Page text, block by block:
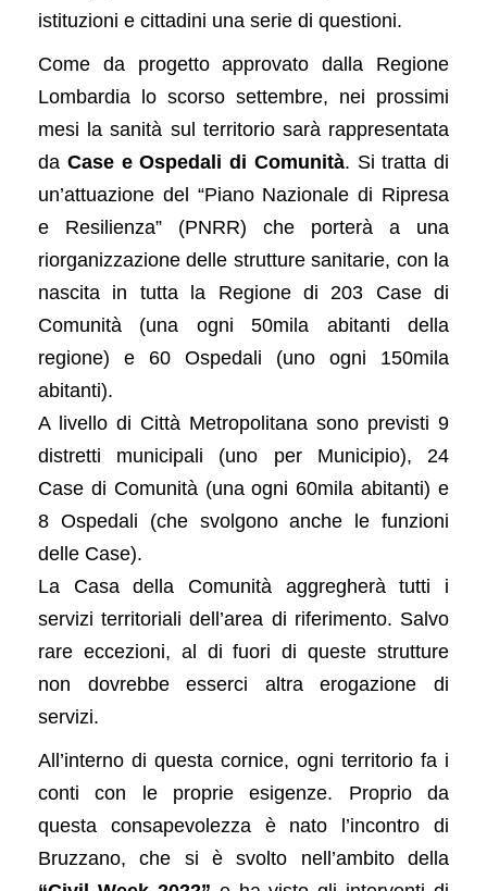
istituzioni e cittadini una serie di questioni.
Come da progetto approvato dalla Regione
Lombardia lo scorso settembre, nei prossimi
mesi la sanità sul territorio sarà rappresentata
da Case e Ospedali di Comunità. Si tratta di
un’attuazione del “Piano Nazionale di Ripresa
e Resilienza” (PNRR) che porterà a una
riorganizzazione delle strutture sanitarie, con la
nascita in tutta la Regione di 203 Case di
Comunità (una ogni 50mila abitanti della
regione) e 60 Ospedali (uno ogni 150mila
abitanti).
A livello di Città Metropolitana sono previsti 9
distretti municipali (uno per Municipio), 24
Case di Comunità (una ogni 60mila abitanti) e
8 Ospedali (che svolgono anche le funzioni
delle Case).
La Casa della Comunità aggregherà tutti i
servizi territoriali dell’area di riferimento. Salvo
rare eccezioni, al di fuori di queste strutture
non dovrebbe esserci altra erogazione di
servizi.
All’interno di questa cornice, ogni territorio fa i
conti con le proprie esigenze. Proprio da
questa consapevolezza è nato l’incontro di
Bruzzano, che si è svolto nell’ambito della